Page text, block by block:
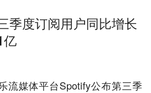
季度订阅用户同比增长
亿
流媒体平台Spotify公布第三季